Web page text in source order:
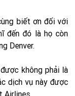
biết ơn đối với
đến đó là họ còn
Denver.
không phải là
dịch vụ này được
Airlines.